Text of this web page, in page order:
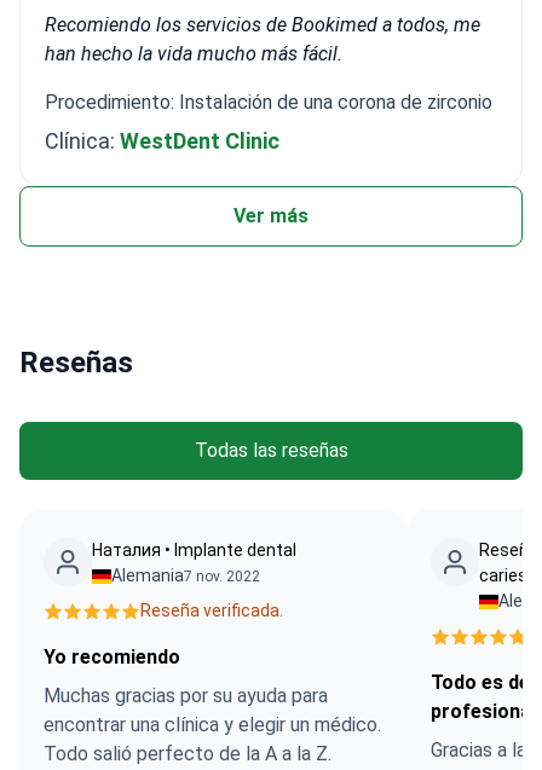
Recomiendo los servicios de Bookimed a todos, me
han hecho la vida mucho más fácil.
Procedimiento: Instalación de una corona de zirconio
Clínica: WestDent Clinic
Ver más
Reseñas
Todas las reseñas
Наталия • Implante dental
Alemania7 nov. 2022
Reseña verificada.
Yo recomiendo
Muchas gracias por su ayuda para
encontrar una clínica y elegir un médico.
Todo salió perfecto de la A a la Z.
caries
Todo es
profesional
Gracias a la